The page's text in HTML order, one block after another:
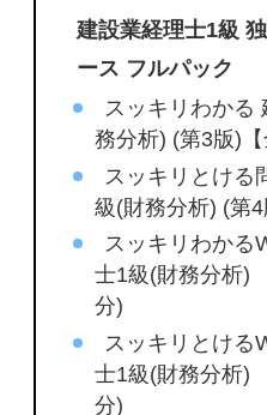
建設業経理士1級
ース フルパック
スッキリわかる
務分析) (第3版)【
スッキリとける
級(財務分析) (第4
スッキリわかる
士1級(財務分析)
分)
スッキリとける
士1級(財務分析)
分)